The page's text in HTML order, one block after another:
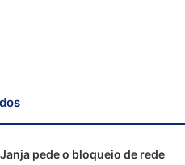
Janja pede o bloqueio de rede